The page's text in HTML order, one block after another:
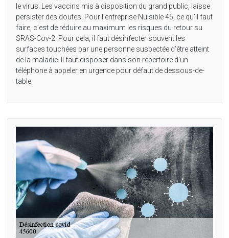
le virus. Les vaccins mis à disposition du grand public, laisse
persister des doutes. Pour l’entreprise Nuisible 45, ce qu’il faut
faire, c’est de réduire au maximum les risques du retour su
SRAS-Cov-2. Pour cela, il faut désinfecter souvent les
surfaces touchées par une personne suspectée d’être atteint
de la maladie. Il faut disposer dans son répertoire d’un
téléphone à appeler en urgence pour défaut de dessous-de-
table.